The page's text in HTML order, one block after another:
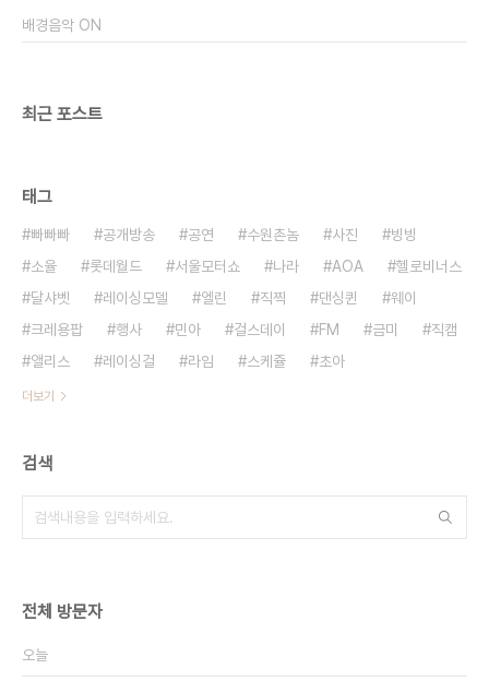
배경음악 ON
최근 포스트
태그
빠빠빠 공개방송 공연 수원촌놈 사진
빙빙
소율
롯데월드 서울모터쇼 나라 AOA
헬로비너스
달샤벳
레이싱모델 엘린 직찍 댄싱퀸
웨이
크레용팝
행사 민아 걸스데이 FM 금미
직캠
앨리스
레이싱걸 라임 스케쥴 초아
더보기
검색
전체 방문자
오늘